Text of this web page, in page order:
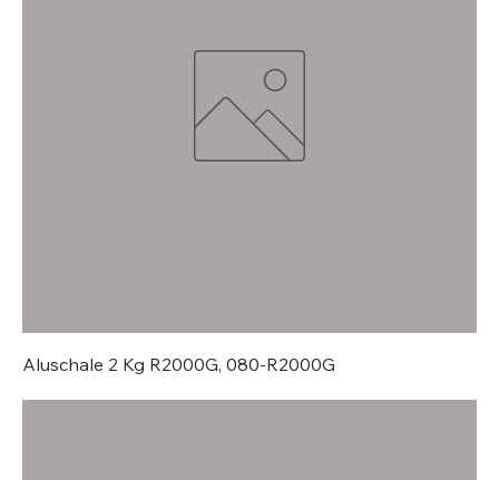
Aluschale 2 Kg R2000G, 080-R2000G